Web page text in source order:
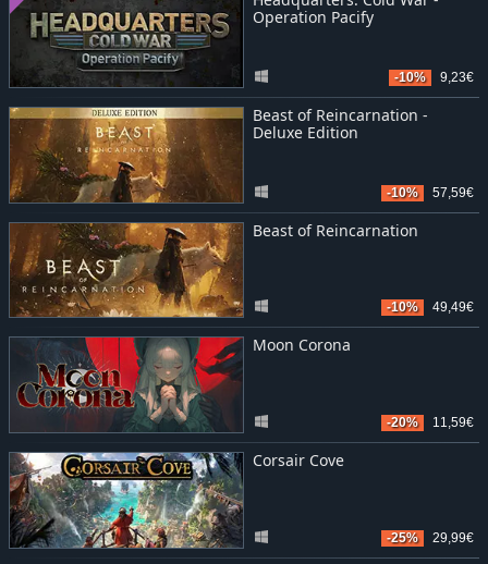
Operation Pacify
-10% 9,23€
Beast of Reincarnation -
Deluxe Edition
-10% 57,59€
Beast of Reincarnation
-10% 49,49€
Moon Corona
-20% 11,59€
Corsair Cove
-25% 29,99€